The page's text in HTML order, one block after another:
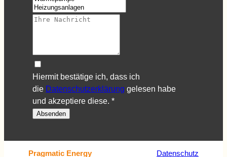
Hiermit bestätige ich, dass ich
die Datenschutzerklärung gelesen habe
und akzeptiere diese. *
Absenden
Pragmatic Energy Datenschutz